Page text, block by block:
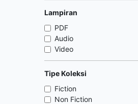
Lampiran
PDF
Audio
Video
Tipe Koleksi
Fiction
Non Fiction